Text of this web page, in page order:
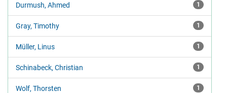
1
Durmush, Ahmed
1
Gray, Timothy
1
Müller, Linus
1
Schinabeck, Christian
1
Wolf, Thorsten